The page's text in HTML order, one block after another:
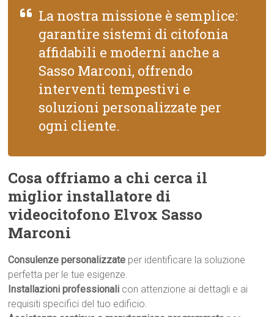
La nostra missione è semplice:
garantire sistemi di citofonia
affidabili e moderni anche a
Sasso Marconi, offrendo
interventi tempestivi e
soluzioni personalizzate per
ogni cliente.
Cosa offriamo a chi cerca il
miglior installatore di
videocitofono Elvox Sasso
Marconi
Consulenze personalizzate per identificare la soluzione
perfetta per le tue esigenze.
Installazioni professionali con attenzione ai dettagli e ai
requisiti specifici del tuo edificio.